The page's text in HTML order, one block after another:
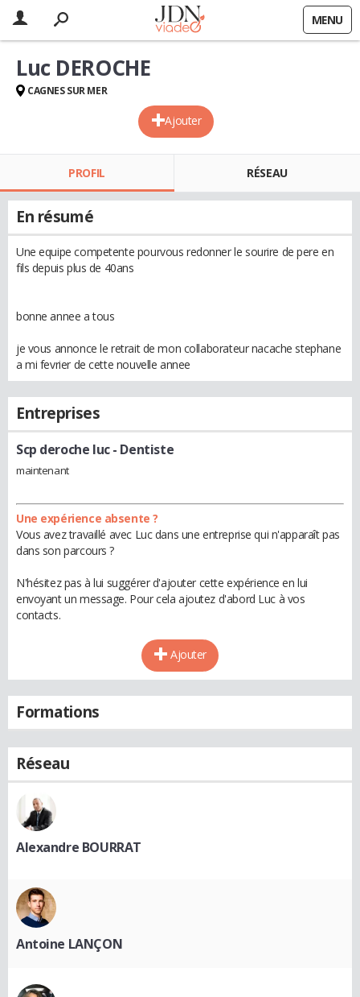
MENU
Ajouter
Luc DEROCHE
CAGNES SUR MER
PROFIL RÉSEAU
En résumé
Une equipe competente pourvous redonner le sourire de pere en
fils depuis plus de 40ans
bonne annee a tous
je vous annonce le retrait de mon collaborateur nacache stephane
a mi fevrier de cette nouvelle annee
Entreprises
Scp deroche luc- Dentiste
maintenant
Une expérience absente ?
Vous avez travaillé avec Luc dans une entreprise qui n'apparaît pas
dans son parcours ?
N'hésitez pas à lui suggérer d'ajouter cette expérience en lui
envoyant un message. Pour cela ajoutez d'abord Luc à vos
contacts.
Ajouter
Formations
Réseau
Alexandre BOURRAT
Antoine LANÇON